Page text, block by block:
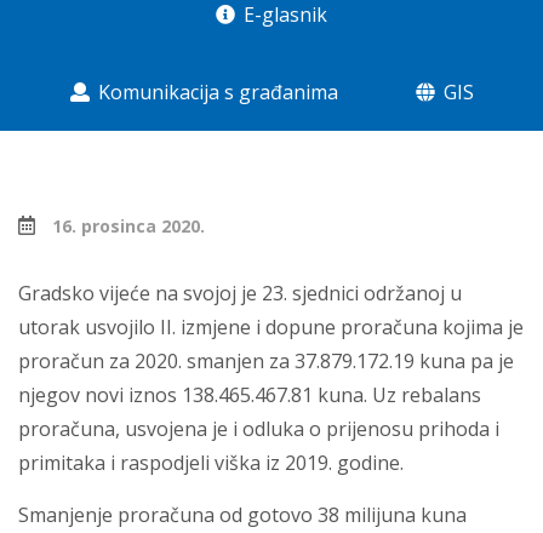
E-glasnik
Komunikacija s građanima GIS
16. prosinca 2020.
Gradsko vijeće na svojoj je 23. sjednici održanoj u
utorak usvojilo II. izmjene i dopune proračuna kojima je
proračun za 2020. smanjen za 37.879.172.19 kuna pa je
njegov novi iznos 138.465.467.81 kuna. Uz rebalans
proračuna, usvojena je i odluka o prijenosu prihoda i
primitaka i raspodjeli viška iz 2019. godine.
Smanjenje proračuna od gotovo 38 milijuna kuna